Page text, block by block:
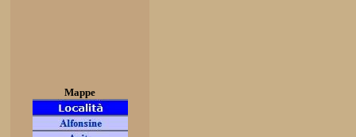
Mappe